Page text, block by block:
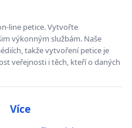
line petice. Vytvořte
výkonným službám. Naše
takže vytvoření petice je
veřejnosti i těch, kteří o daných
Více